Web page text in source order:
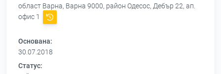
област Варна, Варна 9000, район Одесос, Дебър 22, ап.
офис 1
Основана:
30.07.2018
Статус: